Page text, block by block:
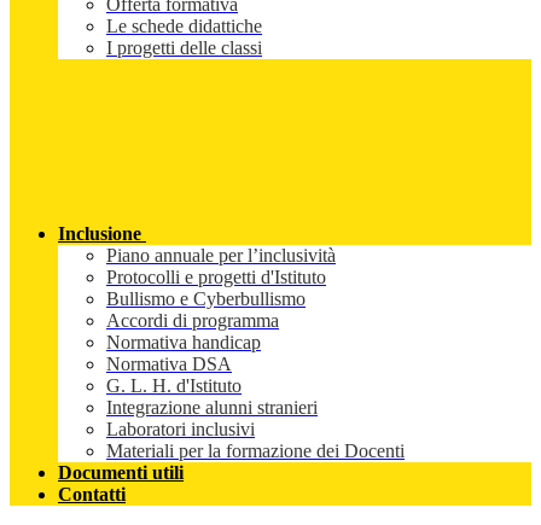
Offerta formativa
Le schede didattiche
I progetti delle classi
Inclusione
Piano annuale per l’inclusività
Protocolli e progetti d'Istituto
Bullismo e Cyberbullismo
Accordi di programma
Normativa handicap
Normativa DSA
G. L. H. d'Istituto
Integrazione alunni stranieri
Laboratori inclusivi
Materiali per la formazione dei Docenti
Documenti utili
Contatti